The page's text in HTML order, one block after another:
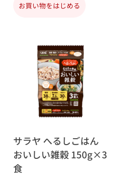
お買い物をはじめる
サラヤ へるしごはん
おいしい雑穀 150g×3
食